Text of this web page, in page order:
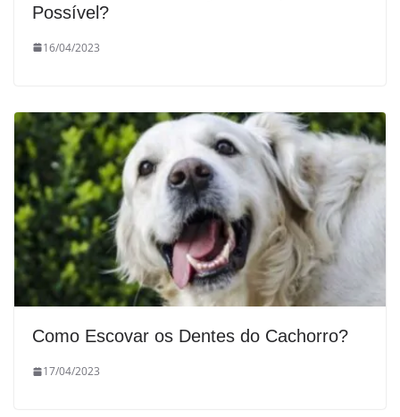
Possível?
16/04/2023
Como Escovar os Dentes do Cachorro?
17/04/2023